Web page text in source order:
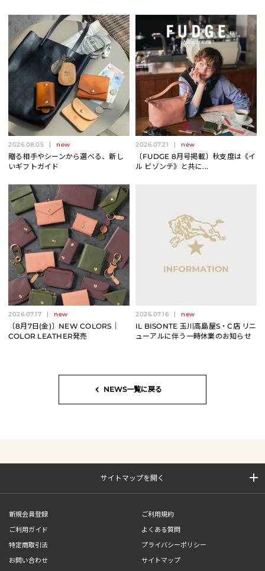
2026.08.05 new
贈る相手やシーンから選べる、新し
いギフトガイド
2026.07.21 new
〔FUDGE 8月号掲載〕秋支度は《イ
ル ビゾンテ》と共に...
2026.07.17 new
〔8月7日(金)〕NEW COLORS｜
COLOR LEATHER発売
2026.07.16 new
IL BISONTE 玉川高島屋S・C店 リニ
ューアルに伴う一時休業のお知らせ
NEWS一覧に戻る
サイトマップを開く
新規会員登録
ご利用規約
ご利用ガイド
よくある質問
特定商取引法
プライバシーポリシー
お問い合わせ
サイトマップ